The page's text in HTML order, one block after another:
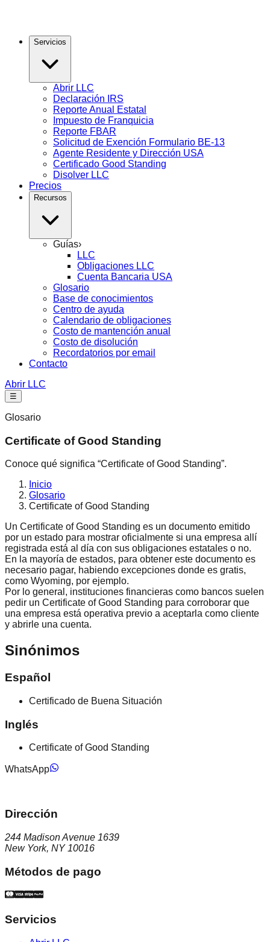
Servicios
Abrir LLC
Declaración IRS
Reporte Anual Estatal
Impuesto de Franquicia
Reporte FBAR
Solicitud de Exención Formulario BE-13
Agente Residente y Dirección USA
Certificado Good Standing
Disolver LLC
Precios
Recursos
Guías›
LLC
Obligaciones LLC
Cuenta Bancaria USA
Glosario
Base de conocimientos
Centro de ayuda
Calendario de obligaciones
Costo de mantención anual
Costo de disolución
Recordatorios por email
Contacto
Abrir LLC
☰
Glosario
Certificate of Good Standing
Conoce qué significa “Certificate of Good Standing”.
Inicio
Glosario
Certificate of Good Standing
Un Certificate of Good Standing es un documento emitido
por un estado para mostrar oficialmente si una empresa allí
registrada está al día con sus obligaciones estatales o no.
En la mayoría de estados, para obtener este documento es
necesario pagar, habiendo excepciones donde es gratis,
como Wyoming, por ejemplo.
Por lo general, instituciones financieras como bancos suelen
pedir un Certificate of Good Standing para corroborar que
una empresa está operativa previo a aceptarla como cliente
y abrirle una cuenta.
Sinónimos
Español
Certificado de Buena Situación
Inglés
Certificate of Good Standing
WhatsApp
Dirección
244 Madison Avenue 1639
New York, NY 10016
Métodos de pago
Servicios